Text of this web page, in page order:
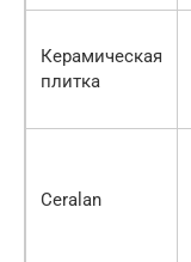
Керамическая
плитка
Ceralan